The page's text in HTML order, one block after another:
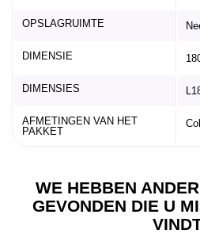
OPSLAGRUIMTE
DIMENSIE
DIMENSIES
AFMETINGEN VAN HET
PAKKET
WE HEBBEN
GEVONDEN DIE U